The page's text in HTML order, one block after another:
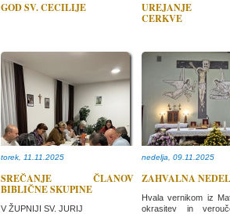
GOD SV. CECILIJE
UREJANJE
CERKVE
torek, 11.11.2025
SREČANJE ČLANOV
BIBLIČNE SKUPINE
V ŽUPNIJI SV. JURIJ
nedelja, 09.11.2025
ZAHVALNA
Hvala vernikom iz
okrasitev in